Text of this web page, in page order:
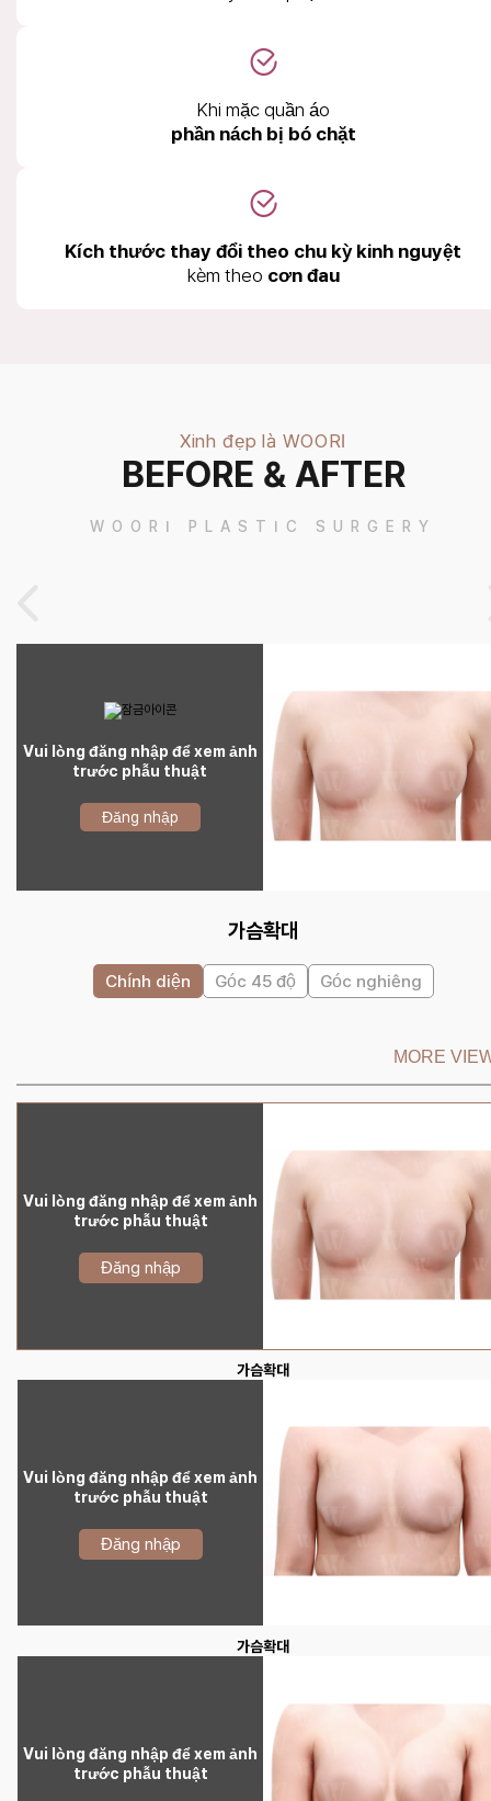
Khi mặc quần áo
phần nách bị bó chặt
Kích thước thay đổi theo chu kỳ kinh nguyệt
kèm theo cơn đau
Xinh đẹp là WOORI
BEFORE & AFTER
WOORI PLASTIC SURGERY
Vui lòng đăng nhập để xem ảnh
trước phẫu thuật
Đăng nhập
가슴확대
Chính diện Góc 45 độ Góc nghiêng
MORE
Vui lòng đăng nhập để xem ảnh
trước phẫu thuật
Đăng nhập
가슴확대
Vui lòng đăng nhập để xem ảnh
trước phẫu thuật
Đăng nhập
가슴확대
Vui lòng đăng nhập để xem ảnh
trước phẫu thuật